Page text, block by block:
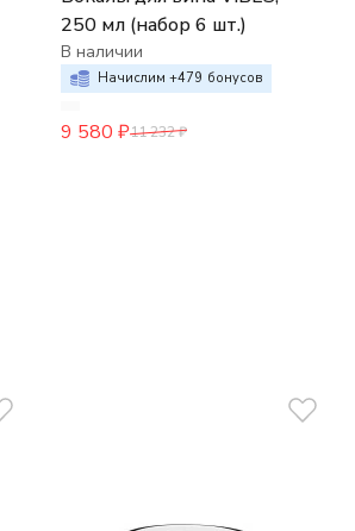
250 мл (набор 6 шт.)
В наличии
Начислим +479 бонусов
9 580 ₽11 232₽